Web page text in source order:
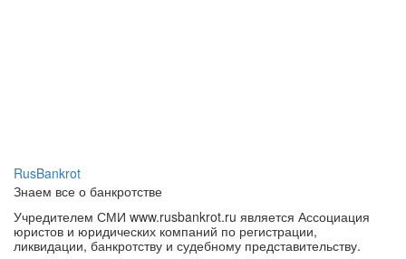
RusBankrot
Знаем все о банкротстве
Учредителем СМИ www.rusbankrot.ru является Ассоциация
юристов и юридических компаний по регистрации,
ликвидации, банкротству и судебному представительству.